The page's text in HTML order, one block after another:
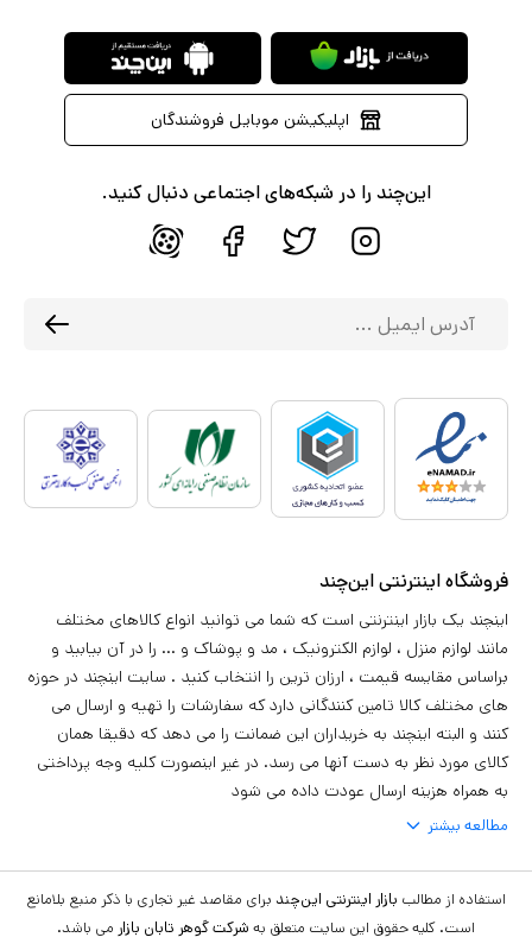
اپلیکیشن موبایل فروشندگان
این‌چند را در شبکه‌های اجتماعی دنبال کنید.
فروشگاه اینترنتی این‌چند
اینچند یک بازار اینترنتی است که شما می توانید انواع کالاهای مختلف
مانند لوازم منزل ، لوازم الکترونیک ، مد و پوشاک و ... را در آن بیابید و
براساس مقایسه قیمت ، ارزان ترین را انتخاب کنید . سایت اینچند در حوزه
های مختلف کالا تامین کنندگانی دارد که سفارشات را تهیه و ارسال می
کنند و البته اینچند به خریداران این ضمانت را می دهد که دقیقا همان
کالای مورد نظر به دست آنها می رسد. در غیر اینصورت کلیه وجه پرداختی
به همراه هزینه ارسال عودت داده می شود
مطالعه بیشتر
استفاده از مطالب بازار اینترنتی این‌چند برای مقاصد غیر تجاری با ذکر منبع بلامانع
است. کلیه حقوق این سایت متعلق به شرکت گوهر تابان بازار می باشد.